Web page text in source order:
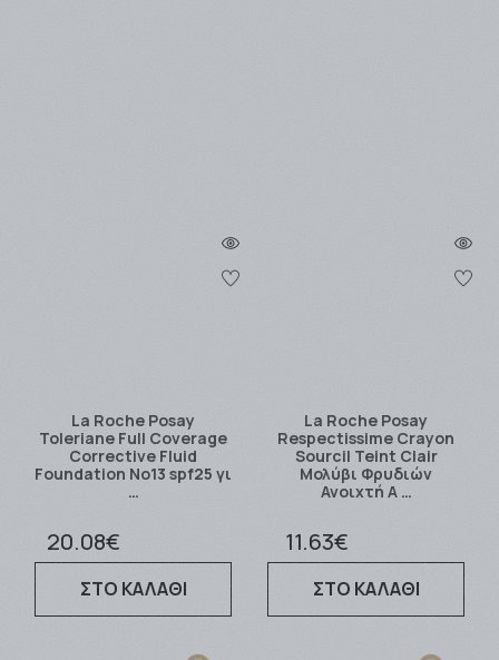
La Roche Posay
Toleriane Full Coverage
Corrective Fluid
Foundation No13 spf25 γι
…
20.08€
ΣΤΟ ΚΑΛΑΘΙ
La Roche Posay
Respectissime Crayon
Sourcil Teint Clair
Μολύβι Φρυδιών
Ανοιχτή Α …
11.63€
ΣΤΟ ΚΑΛΑΘΙ